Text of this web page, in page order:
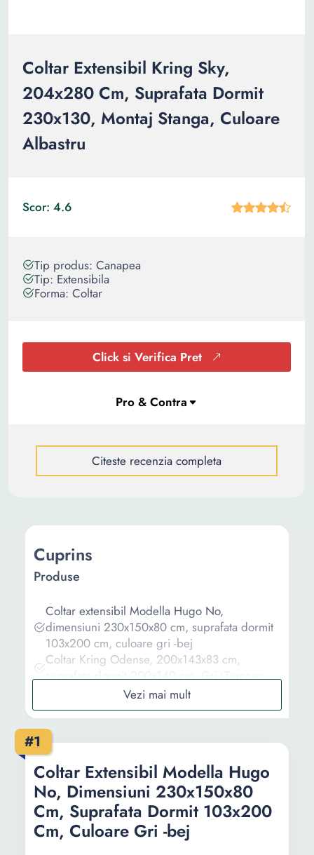
Coltar Extensibil Kring Sky,
204x280 Cm, Suprafata Dormit
230x130, Montaj Stanga, Culoare
Albastru
Scor: 4.6
Tip produs: Canapea
Tip: Extensibila
Forma: Coltar
Click si Verifica Pret
Citeste recenzia completa
#1
Coltar Extensibil Modella Hugo
No, Dimensiuni 230x150x80
Cm, Suprafata Dormit 103x200
Cm, Culoare Gri -bej
Cuprins
Produse
Coltar extensibil Modella Hugo No,
dimensiuni 230x150x80 cm, suprafata dormit
103x200 cm, culoare gri -bej
Coltar Kring Odense, 200x143x83 cm,
suprafata dormit 200x140 cm, Gri/Turcoaz
Coltar Kring Sara, dimensiuni 248x83x143 cm,
suprafata dormit 195x140 cm, culoare albastru
inchis/galben
Coltar extensibil Kring Nero, 225x145x82,
reversibil, suprafata dormit 200x140 cm,
negru / gri
Coltar extensibil Kring Sky, 204x280 cm,
suprafata dormit 230x130, montaj stanga,
culoare albastru